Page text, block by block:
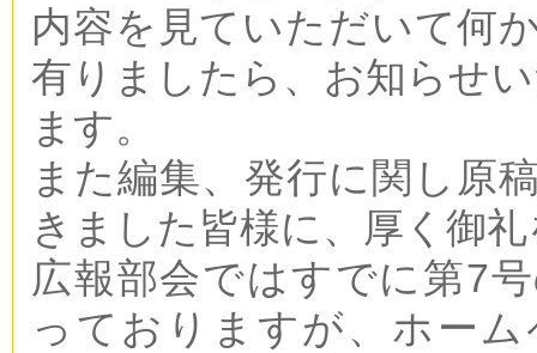
内容を見ていただいて何
有りましたら、お知らせ
ます。
また編集、発行に関し原
きました皆様に、厚く御
広報部会ではすでに第7
っておりますが、ホー